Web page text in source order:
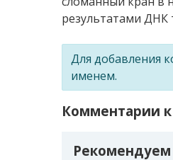
результатами ДНК
Для добавления
именем.
Комментарии
Рекомендуем